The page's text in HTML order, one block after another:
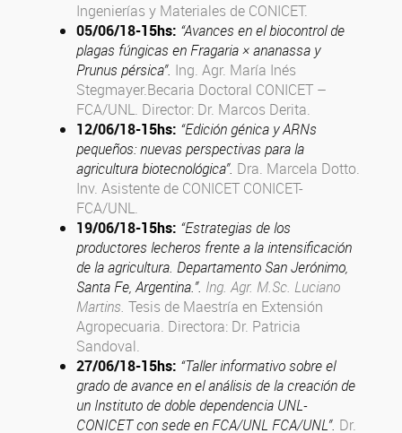
Ingenierías y Materiales de CONICET.
05/06/18-15hs: “Avances en el biocontrol de
plagas fúngicas en Fragaria × ananassa y
Prunus pérsica”. Ing. Agr. María Inés
Stegmayer.Becaria Doctoral CONICET –
FCA/UNL. Director: Dr. Marcos Derita.
12/06/18-15hs: “Edición génica y ARNs
pequeños: nuevas perspectivas para la
agricultura biotecnológica”. Dra. Marcela Dotto.
Inv. Asistente de CONICET CONICET-
FCA/UNL.
19/06/18-15hs: “Estrategias de los
productores lecheros frente a la intensificación
de la agricultura. Departamento San Jerónimo,
Santa Fe, Argentina.”. Ing. Agr. M.Sc. Luciano
Martins. Tesis de Maestría en Extensión
Agropecuaria. Directora: Dr. Patricia
Sandoval.
27/06/18-15hs: “Taller informativo sobre el
grado de avance en el análisis de la creación de
un Instituto de doble dependencia UNL-
CONICET con sede en FCA/UNL FCA/UNL”. Dr.